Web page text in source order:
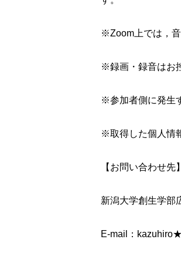
※Zoom上では，音
※録画・録音はお
※参加者側に発生
※取得した個人情
【お問い合わせ
新潟大学創生学
E-mail：